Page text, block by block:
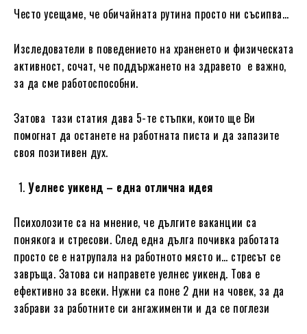
Често усещаме, че обичайната рутина просто ни съсипва…
Изследователи в поведението на храненето и физическата
активност, сочат, че поддържането на здравето е важно,
за да сме работоспособни.
Затова тази статия дава 5-те стъпки, които ще Ви
помогнат да останете на работната писта и да запазите
своя позитивен дух.
Уелнес уикенд – една отлична идея
Психолозите са на мнение, че дългите ваканции са
понякога и стресови. След една дълга почивка работата
просто се е натрупала на работното място и… стресът се
завръща. Затова си направете уелнес уикенд. Това е
ефективно за всеки. Нужни са поне 2 дни на човек, за да
забрави за работните си ангажименти и да се поглези